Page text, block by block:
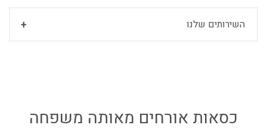
השירותים שלנו
כסאות אורחים מאותה משפחה